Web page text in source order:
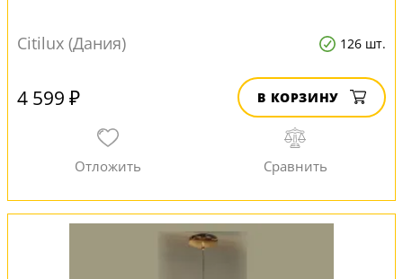
Citilux (Дания) 126 шт.
4 599 ₽ В КОРЗИНУ